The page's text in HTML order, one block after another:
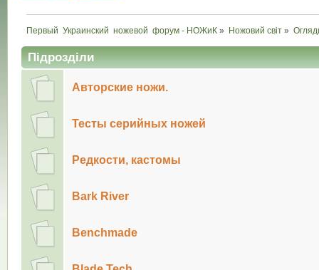
Первый  Украинский  ножевой  форум - НОЖиК » Ножовий світ »
Підрозділи
Авторские ножи.
Тесты серийных ножей
Редкости, кастомы
Bark River
Benchmade